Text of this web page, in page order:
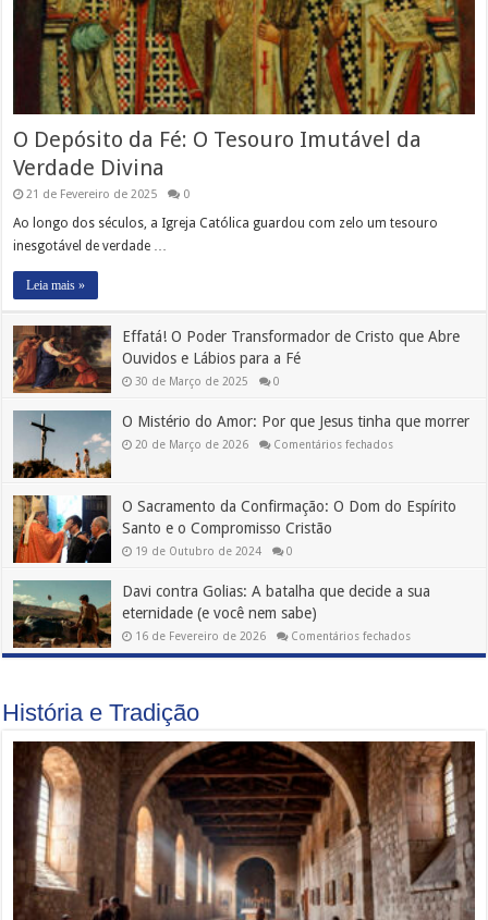
O Depósito da Fé: O Tesouro Imutável da
Verdade Divina
21 de Fevereiro de 2025 0
Ao longo dos séculos, a Igreja Católica guardou com zelo um tesouro
inesgotável de verdade …
Leia mais »
Effatá! O Poder Transformador de Cristo que Abre
Ouvidos e Lábios para a Fé
30 de Março de 2025 0
O Mistério do Amor: Por que Jesus tinha que morrer
20 de Março de 2026 Comentários fechadosem
Por
O Sacramento da Confirmação: O Dom do Espírito
Santo e o Compromisso Cristão
19 de Outubro de 2024 0
Davi contra Golias: A batalha que decide a sua
eternidade (e você nem sabe)
16 de Fevereiro de 2026 Comentários fechadosem
contra
a
sua
eternidade
(e
você
nem
sabe)
História e Tradição